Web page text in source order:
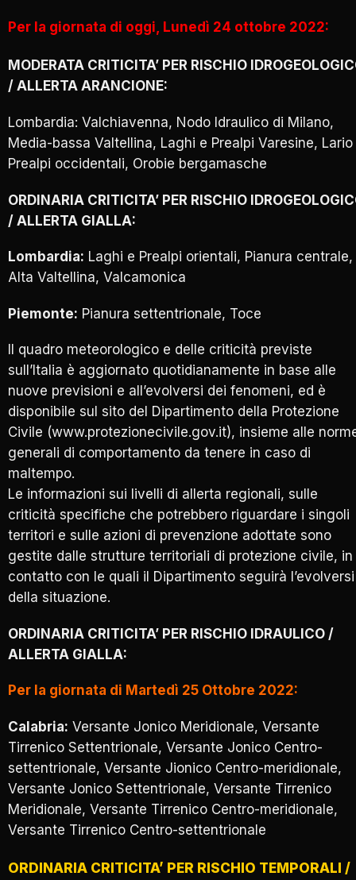
Per la giornata di oggi, Lunedì 24 ottobre 2022:
MODERATA CRITICITA’ PER RISCHIO
/ ALLERTA ARANCIONE:
Lombardia: Valchiavenna, Nodo Idraulico di Milano,
Media-bassa Valtellina, Laghi e Prealpi Varesine, Lario
Prealpi occidentali, Orobie bergamasche
ORDINARIA CRITICITA’ PER RISCHIO
/ ALLERTA GIALLA:
Lombardia: Laghi e Prealpi orientali, Pianura centrale,
Alta Valtellina, Valcamonica
Piemonte: Pianura settentrionale, Toce
Il quadro meteorologico e delle criticità previste
sull’Italia è aggiornato quotidianamente in base alle
nuove previsioni e all’evolversi dei fenomeni, ed è
disponibile sul sito del Dipartimento della Protezione
Civile (www.protezionecivile.gov.it), insieme alle
generali di comportamento da tenere in caso di
maltempo.
Le informazioni sui livelli di allerta regionali, sulle
criticità specifiche che potrebbero riguardare i singoli
territori e sulle azioni di prevenzione adottate sono
gestite dalle strutture territoriali di protezione civile, in
contatto con le quali il Dipartimento seguirà l’evolversi
della situazione.
ORDINARIA CRITICITA’ PER RISCHIO IDRAULICO /
ALLERTA GIALLA:
Per la giornata di Martedì 25 Ottobre 2022:
Calabria: Versante Jonico Meridionale, Versante
Tirrenico Settentrionale, Versante Jonico Centro-
settentrionale, Versante Jionico Centro-meridionale,
Versante Jonico Settentrionale, Versante Tirrenico
Meridionale, Versante Tirrenico Centro-meridionale,
Versante Tirrenico Centro-settentrionale
ORDINARIA CRITICITA’ PER RISCHIO TEMPORALI /